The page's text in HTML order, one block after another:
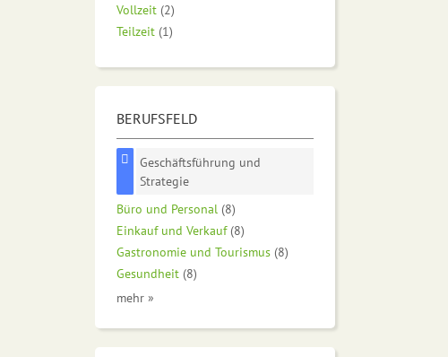
Vollzeit (2)
Teilzeit (1)
BERUFSFELD
Geschäftsführung und
Strategie
Büro und Personal (8)
Einkauf und Verkauf (8)
Gastronomie und Tourismus (8)
Gesundheit (8)
mehr »